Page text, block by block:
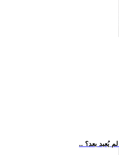
يُعبد بعد؟